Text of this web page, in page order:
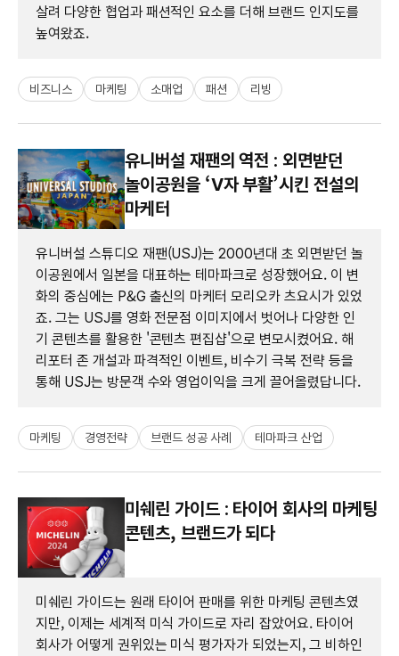
살려 다양한 협업과 패션적인 요소를 더해 브랜드 인지도를
높여왔죠.
비즈니스 마케팅 소매업 패션 리빙
유니버설 재팬의 역전 : 외면받던
놀이공원을 ‘V자 부활’시킨 전설의
마케터
유니버설 스튜디오 재팬(USJ)는 2000년대 초 외면받던 놀
이공원에서 일본을 대표하는 테마파크로 성장했어요. 이 변
화의 중심에는 P&G 출신의 마케터 모리오카 츠요시가 있었
죠. 그는 USJ를 영화 전문점 이미지에서 벗어나 다양한 인
기 콘텐츠를 활용한 '콘텐츠 편집샵'으로 변모시켰어요. 해
리포터 존 개설과 파격적인 이벤트, 비수기 극복 전략 등을
통해 USJ는 방문객 수와 영업이익을 크게 끌어올렸답니다.
마케팅 경영전략 브랜드 성공 사례 테마파크 산업
미쉐린 가이드 : 타이어 회사의 마케팅
콘텐츠, 브랜드가 되다
미쉐린 가이드는 원래 타이어 판매를 위한 마케팅 콘텐츠였
지만, 이제는 세계적 미식 가이드로 자리 잡았어요. 타이어
회사가 어떻게 권위있는 미식 평가자가 되었는지, 그 비하인